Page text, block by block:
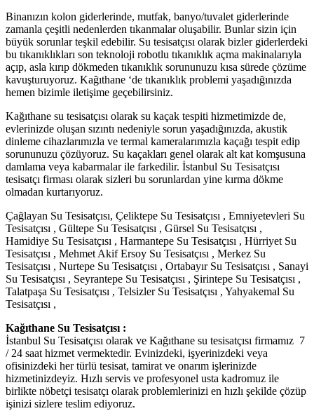
Binanızın kolon giderlerinde, mutfak, banyo/tuvalet giderlerinde
zamanla çeşitli nedenlerden tıkanmalar oluşabilir. Bunlar sizin için
büyük sorunlar teşkil edebilir. Su tesisatçısı olarak bizler giderlerdeki
bu tıkanıklıkları son teknoloji robotlu tıkanıklık açma makinalarıyla
açıp, asla kırıp dökmeden tıkanıklık sorununuzu kısa sürede çözüme
kavuşturuyoruz. Kağıthane ‘de tıkanıklık problemi yaşadığınızda
hemen bizimle iletişime geçebilirsiniz.
Kağıthane su tesisatçısı olarak su kaçak tespiti hizmetimizde de,
evlerinizde oluşan sızıntı nedeniyle sorun yaşadığınızda, akustik
dinleme cihazlarımızla ve termal kameralarımızla kaçağı tespit edip
sorununuzu çözüyoruz. Su kaçakları genel olarak alt kat komşusuna
damlama veya kabarmalar ile farkedilir. İstanbul Su Tesisatçısı
tesisatçı firması olarak sizleri bu sorunlardan yine kırma dökme
olmadan kurtarıyoruz.
Çağlayan Su Tesisatçısı, Çeliktepe Su Tesisatçısı , Emniyetevleri Su
Tesisatçısı , Gültepe Su Tesisatçısı , Gürsel Su Tesisatçısı ,
Hamidiye Su Tesisatçısı , Harmantepe Su Tesisatçısı , Hürriyet Su
Tesisatçısı , Mehmet Akif Ersoy Su Tesisatçısı , Merkez Su
Tesisatçısı , Nurtepe Su Tesisatçısı , Ortabayır Su Tesisatçısı , Sanayi
Su Tesisatçısı , Seyrantepe Su Tesisatçısı , Şirintepe Su Tesisatçısı ,
Talatpaşa Su Tesisatçısı , Telsizler Su Tesisatçısı , Yahyakemal Su
Tesisatçısı ,
Kağıthane Su Tesisatçısı :
İstanbul Su Tesisatçısı olarak ve Kağıthane su tesisatçısı firmamız 7
/ 24 saat hizmet vermektedir. Evinizdeki, işyerinizdeki veya
ofisinizdeki her türlü tesisat, tamirat ve onarım işlerinizde
hizmetinizdeyiz. Hızlı servis ve profesyonel usta kadromuz ile
birlikte nöbetçi tesisatçı olarak problemlerinizi en hızlı şekilde çözüp
işinizi sizlere teslim ediyoruz.